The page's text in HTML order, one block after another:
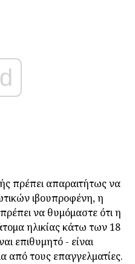
πρέπει απαραιτήτως να
ιβουπροφένη, η
να θυμόμαστε ότι η
ηλικίας κάτω των 18
επιθυμητό - είναι
από τους επαγγελματίες.